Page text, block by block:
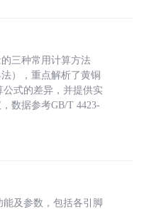
三种常用计算方法
），重点解析了黄铜
公式的差异，并提供实
数据参考GB/T 4423-
能及参数，包括各引脚